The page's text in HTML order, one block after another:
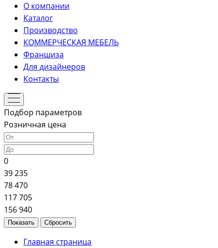
О компании
Каталог
Производство
КОММЕРЧЕСКАЯ МЕБЕЛЬ
Франшиза
Для дизайнеров
Контакты
Подбор параметров
Розничная цена
0
39 235
78 470
117 705
156 940
Главная страница